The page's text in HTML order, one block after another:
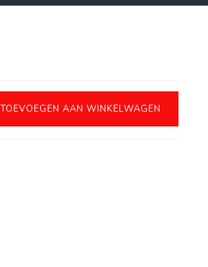
TOEVOEGEN AAN WINKELWAGEN